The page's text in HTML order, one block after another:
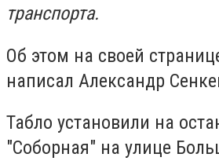
транспорта.
Об этом на своей
написал Александр
Табло установили на
"Соборная" на улице